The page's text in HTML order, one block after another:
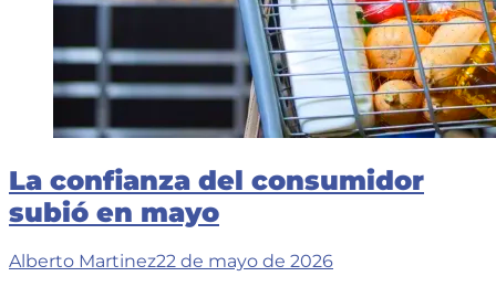
La confianza del consumidor
subió en mayo
Alberto Martinez22 de mayo de 2026